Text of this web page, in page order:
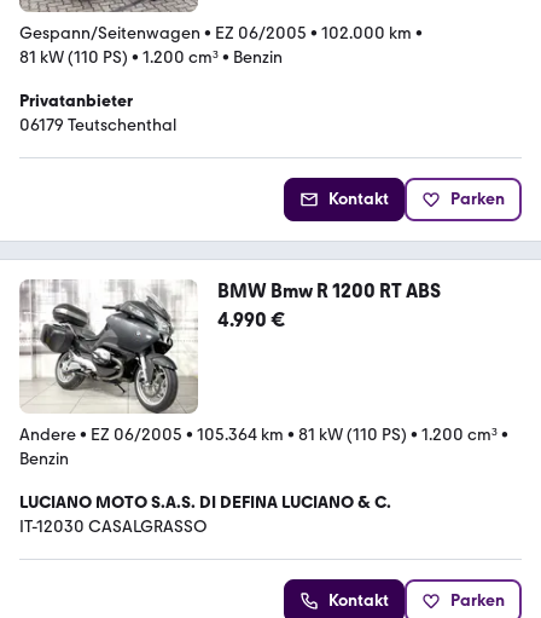
Gespann/Seitenwagen • EZ 06/2005 • 102.000 km •
81 kW (110 PS) • 1.200 cm³• Benzin
Privatanbieter
06179 Teutschenthal
Kontakt Parken
BMW Bmw R 1200 RT ABS
4.990 €
Andere• EZ 06/2005 • 105.364 km • 81 kW (110 PS) • 1.200 cm³•
Benzin
LUCIANO MOTO S.A.S. DI DEFINA LUCIANO & C.
IT-12030 CASALGRASSO
Kontakt Parken